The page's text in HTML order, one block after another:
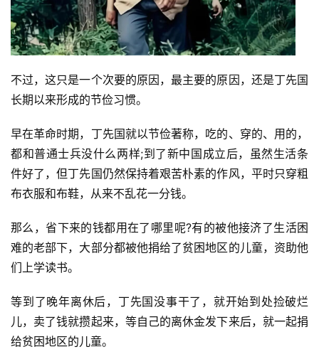
首
页
文
章
分
专
题
列
表
快
讯
更
多
页
面
不过，这只是一个次要的原因，最主要的原因，还是丁先国
长期以来形成的节俭习惯。
早在革命时期，丁先国就以节俭著称，吃的、穿的、用的，
都和普通士兵没什么两样;到了新中国成立后，虽然生活条
件好了，但丁先国仍然保持着艰苦朴素的作风，平时只穿粗
布衣服和布鞋，从来不乱花一分钱。
那么，省下来的钱都用在了哪里呢?有的被他接济了生活困
难的老部下，大部分都被他捐给了贫困地区的儿童，资助他
们上学读书。
等到了晚年离休后，丁先国没事干了，就开始到处捡破烂
儿，卖了钱就攒起来，等自己的离休金发下来后，就一起捐
给贫困地区的儿童。